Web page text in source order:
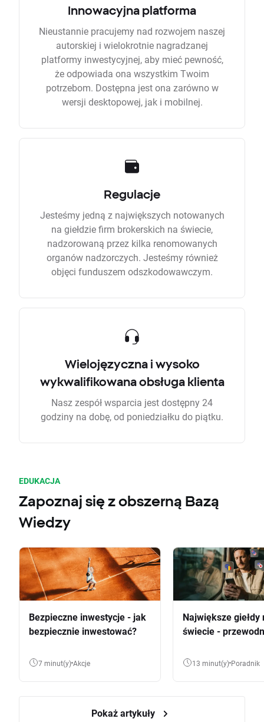
Innowacyjna platforma
Nieustannie pracujemy nad rozwojem naszej
autorskiej i wielokrotnie nagradzanej
platformy inwestycyjnej, aby mieć pewność,
że odpowiada ona wszystkim Twoim
potrzebom. Dostępna jest ona zarówno w
wersji desktopowej, jak i mobilnej.
Regulacje
Jesteśmy jedną z największych notowanych
na giełdzie firm brokerskich na świecie,
nadzorowaną przez kilka renomowanych
organów nadzorczych. Jesteśmy również
objęci funduszem odszkodowawczym.
Wielojęzyczna i wysoko
wykwalifikowana obsługa klienta
Nasz zespół wsparcia jest dostępny 24
godziny na dobę, od poniedziałku do piątku.
EDUKACJA
Zapoznaj się z obszerną Bazą
Wiedzy
Bezpieczne inwestycje - jak
bezpiecznie inwestować?
7 minut(y) Akcje
Największe giełdy
świecie -
13 minut(y) Poradnik
Pokaż artykuły